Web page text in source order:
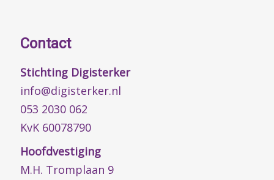
Contact
Stichting Digisterker
info@digisterker.nl
053 2030 062
KvK 60078790
Hoofdvestiging
M.H. Tromplaan 9